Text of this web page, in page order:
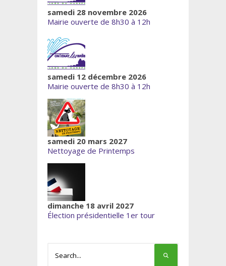
samedi 28 novembre 2026
Mairie ouverte de 8h30 à 12h
samedi 12 décembre 2026
Mairie ouverte de 8h30 à 12h
samedi 20 mars 2027
Nettoyage de Printemps
dimanche 18 avril 2027
Élection présidentielle 1er tour